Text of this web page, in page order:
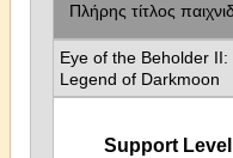
Πλήρης τίτλος
Eye of the Beholder II:
Legend of Darkmoon
Support Level